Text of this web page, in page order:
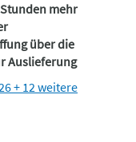
mehr
über die
Auslieferung
+ 12 weitere